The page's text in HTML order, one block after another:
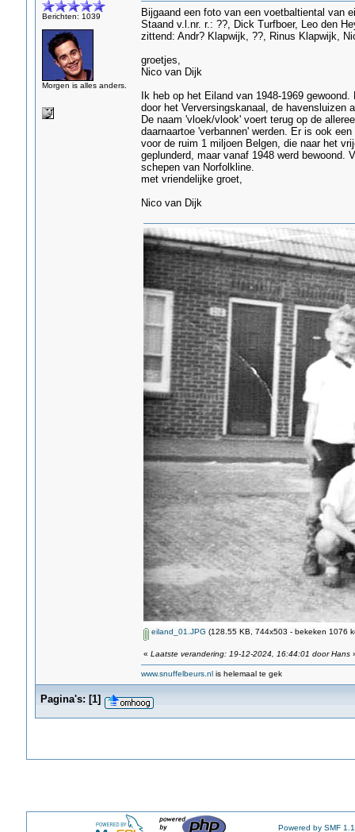
Berichten: 1039
Morgen is alles anders.
Bijgaand een foto van een voetbaltiental van
Staand v.l.nr. r.: ??, Dick Turfboer, Leo den
zittend: Andr? Klapwijk, ??, Rinus Klapwijk,
groetjes,
Nico van Dijk
Ik heb op het Eiland van 1948-1969
door het Verversingskanaal, de havensluizen
De naam 'vloek/vlook' voert terug op de
daarnaartoe 'verbannen' werden. Er is ook
voor de ruim 1 miljoen Belgen, die naar het
geplunderd, maar vanaf 1948 werd bewoond.
schepen van Norfolkline.
met vriendelijke groet,
Nico van Dijk
eiland_01.JPG (128.55 KB, 744x503 - bekeken 1076
« Laatste verandering: 19-12-2024, 16:44:01 door Hans
www.snuffelbeurs.nlis helemaal te gek
Pagina's: [1]
Powered by SMF